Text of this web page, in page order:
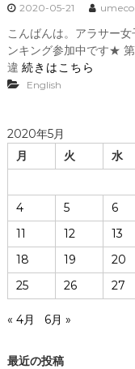
2020-05-21 umeco
こんばんは。アラサー
ンキング参加中です★
違 続きはこちら
English
2020年5月
月
火 水
4
5 6
11
12 13
18
19 20
25
26 27
« 4月 6月 »
最近の投稿